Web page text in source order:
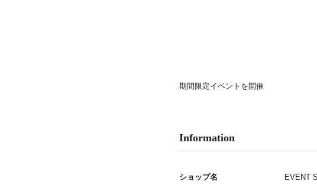
期間限定イベントを開催
Information
ショップ名 EVENT